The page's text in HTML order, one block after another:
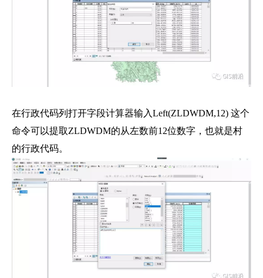
在行政代码列打开字段计算器输入Left(ZLDWDM,12) 这个
命令可以提取ZLDWDM的从左数前12位数字，也就是村
的行政代码。